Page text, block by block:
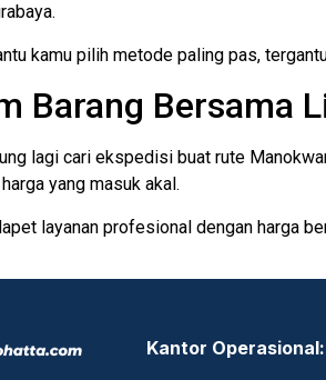
kamu pilih metode paling pas,
Barang Bersama
lagi cari ekspedisi buat rute
yang masuk akal.
layanan profesional dengan harga
Kantor Operasional: